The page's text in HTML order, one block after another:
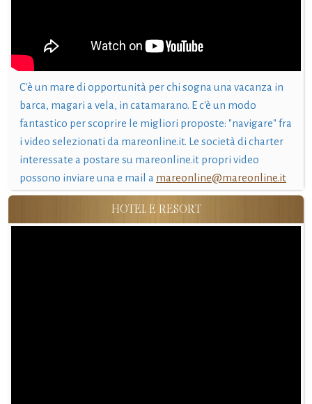
C'è un mare di opportunità per chi sogna una vacanza in
barca, magari a vela, in catamarano. E c'è un modo
fantastico per scoprire le migliori proposte: "navigare" fra
i video selezionati da mareonline.it. Le società di charter
interessate a postare su mareonline.it propri video
possono inviare una e mail a mareonline@mareonline.it
HOTEL E RESORT